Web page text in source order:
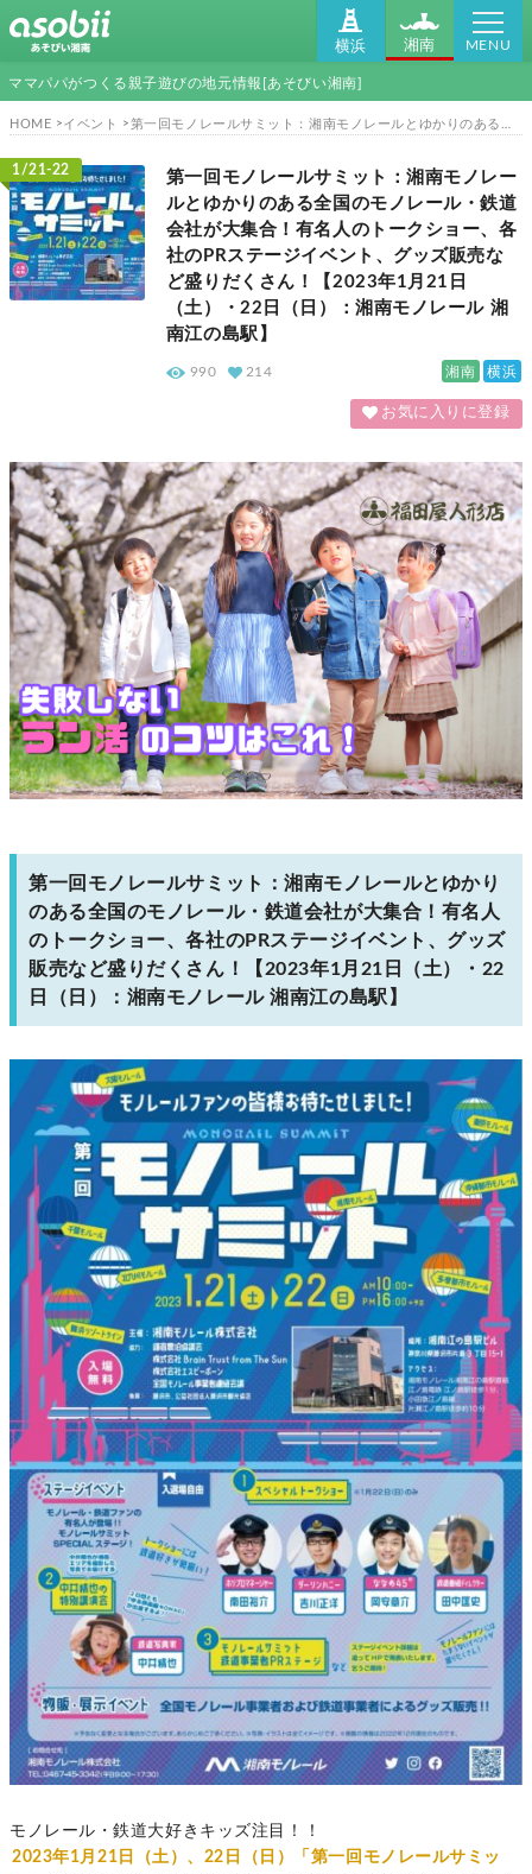
横浜 湘南 MENU
ママパパがつくる親子遊びの地元情報[あそびい湘南]
HOME イベント 第一回モノレールサミット：湘南モノレールとゆかりのある全国のモノレール・鉄道会社が大集合！有名人のトークショー、各社のPRステージイベント、グッズ販売など盛りだくさん！【2023年1月21日（土）・22日（日）：湘南モノレール 湘南江の島駅】
1/21-22
第一回モノレールサミット：湘南モノレー
ルとゆかりのある全国のモノレール・鉄道
会社が大集合！有名人のトークショー、各
社のPRステージイベント、グッズ販売な
ど盛りだくさん！【2023年1月21日
（土）・22日（日）：湘南モノレール 湘
南江の島駅】
湘南 横浜
990 214
お気に入りに登録
第一回モノレールサミット：湘南モノレールとゆかり
のある全国のモノレール・鉄道会社が大集合！有名人
のトークショー、各社のPRステージイベント、グッズ
販売など盛りだくさん！【2023年1月21日（土）・22
日（日）：湘南モノレール 湘南江の島駅】
モノレール・鉄道大好きキッズ注目！！
2023年1月21日（土）、22日（日）「第一回モノレールサミッ